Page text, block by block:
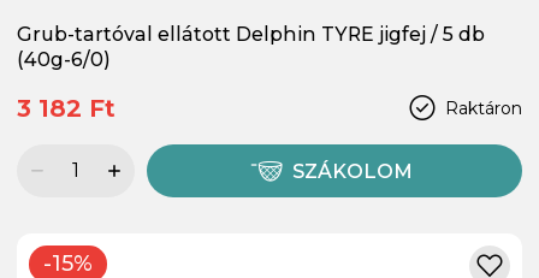
Grub-tartóval ellátott Delphin TYRE jigfej / 5 db
(40g-6/0)
Raktáron
3 182 Ft
SZÁKOLOM
-15%